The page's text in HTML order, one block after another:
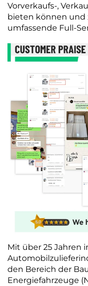
Vorverkaufs-,
bieten können und
umfassende Full-
Mit über 25 Jahren
den Bereich der
Energiefahrzeuge